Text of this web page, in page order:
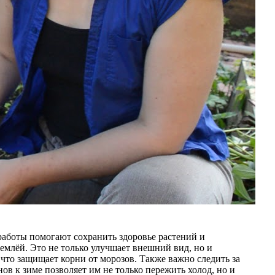
помогают сохранить здоровье растений и
Это не только улучшает внешний вид, но и
защищает корни от морозов. Также важно следить за
к зиме позволяет им не только пережить холод, но и